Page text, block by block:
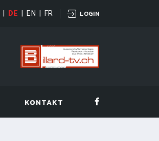
DE EN FR LOGIN
KONTAKT